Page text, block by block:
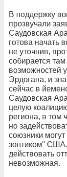
В поддержку
прозвучали
Саудовская
готова начать
не уточнив,
собирается
возможностей
Эрдогана, и
сейчас в
Саудовская
целую
региона, в том
но
союзники
зонтиком"
действовать
невозможная.